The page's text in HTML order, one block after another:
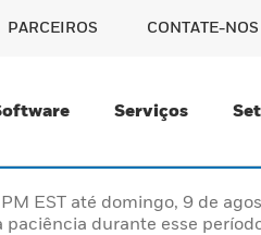
PARCEIROS CONTATE-NOS
Serviços
EST até domingo, 9 de
paciência durante esse